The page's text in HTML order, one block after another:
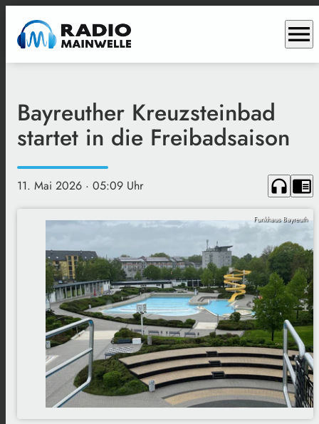
menu
Bayreuther Kreuzsteinbad
startet in die Freibadsaison
11. Mai 2026 · 05:09 Uhr headphones chrome_reader_mode
Funkhaus Bayreuth